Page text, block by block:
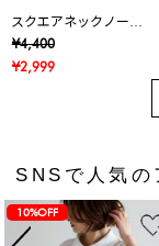
スクエアネックノース
リブラウス
¥4,400
¥2,999
SNSで人気の
10%OFF